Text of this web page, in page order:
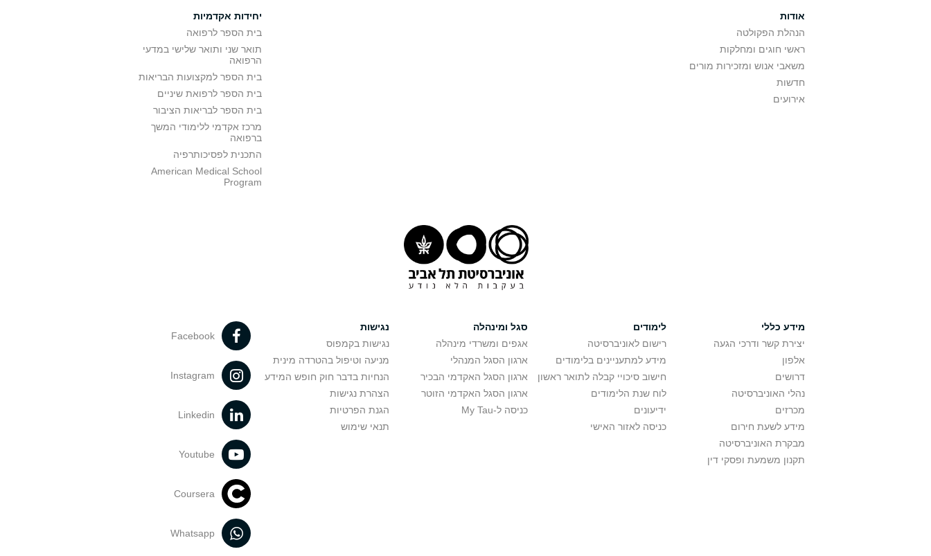
אודות
הנהלת הפקולטה
ראשי חוגים ומחלקות
משאבי אנוש ומזכירות מורים
חדשות
אירועים
יחידות אקדמיות
בית הספר לרפואה
תואר שני ותואר שלישי במדעי
הרפואה
בית הספר למקצועות הבריאות
בית הספר לרפואת שיניים
בית הספר לבריאות הציבור
מרכז אקדמי ללימודי המשך
ברפואה
התכנית לפסיכותרפיה
American Medical School
Program
מידע כללי
יצירת קשר ודרכי הגעה
אלפון
דרושים
נהלי האוניברסיטה
מכרזים
מידע לשעת חירום
מבקרת האוניברסיטה
תקנון משמעת ופסקי דין
לימודים
רישום לאוניברסיטה
מידע למתעניינים בלימודים
חישוב סיכויי קבלה לתואר ראשון
לוח שנת הלימודים
ידיעונים
כניסה לאזור האישי
סגל ומינהלה
אגפים ומשרדי מינהלה
ארגון הסגל המנהלי
ארגון הסגל האקדמי הבכיר
ארגון הסגל האקדמי הזוטר
כניסה ל-My Tau
נגישות
נגישות בקמפוס
מניעה וטיפול בהטרדה מינית
הנחיות בדבר חוק חופש המידע
הצהרת נגישות
הגנת הפרטיות
תנאי שימוש
Facebook
Instagram
Linkedin
Youtube
Coursera
Whatsapp